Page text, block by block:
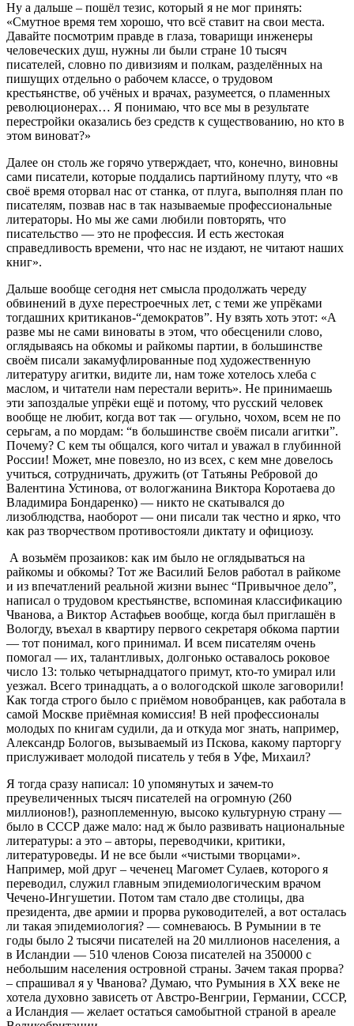
Ну а дальше – пошёл тезис, который я не мог принять:
«Смутное время тем хорошо, что всё ставит на свои места.
Давайте посмотрим правде в глаза, товарищи инженеры
человеческих душ, нужны ли были стране 10 тысяч
писателей, словно по дивизиям и полкам, разделённых на
пишущих отдельно о рабочем классе, о трудовом
крестьянстве, об учёных и врачах, разумеется, о пламенных
революционерах… Я понимаю, что все мы в результате
перестройки оказались без средств к существованию, но кто в
этом виноват?»
Далее он столь же горячо утверждает, что, конечно, виновны
сами писатели, которые поддались партийному плуту, что «в
своё время оторвал нас от станка, от плуга, выполняя план по
писателям, позвав нас в так называемые профессиональные
литераторы. Но мы же сами любили повторять, что
писательство — это не профессия. И есть жестокая
справедливость времени, что нас не издают, не читают наших
книг».
Дальше вообще сегодня нет смысла продолжать череду
обвинений в духе перестроечных лет, с теми же упрёками
тогдашних критиканов-“демократов”. Ну взять хоть этот: «А
разве мы не сами виноваты в этом, что обесценили слово,
оглядываясь на обкомы и райкомы партии, в большинстве
своём писали закамуфлированные под художественную
литературу агитки, видите ли, нам тоже хотелось хлеба с
маслом, и читатели нам перестали верить». Не принимаешь
эти запоздалые упрёки ещё и потому, что русский человек
вообще не любит, когда вот так — огульно, чохом, всем не по
серьгам, а по мордам: “в большинстве своём писали агитки”.
Почему? С кем ты общался, кого читал и уважал в глубинной
России! Может, мне повезло, но из всех, с кем мне довелось
учиться, сотрудничать, дружить (от Татьяны Ребровой до
Валентина Устинова, от вологжанина Виктора Коротаева до
Владимира Бондаренко) — никто не скатывался до
лизоблюдства, наоборот — они писали так честно и ярко, что
как раз творчеством противостояли диктату и официозу.
А возьмём прозаиков: как им было не оглядываться на
райкомы и обкомы? Тот же Василий Белов работал в райкоме
и из впечатлений реальной жизни вынес “Привычное дело”,
написал о трудовом крестьянстве, вспоминая классификацию
Чванова, а Виктор Астафьев вообще, когда был приглашён в
Вологду, въехал в квартиру первого секретаря обкома партии
— тот понимал, кого принимал. И всем писателям очень
помогал — их, талантливых, долгонько оставалось роковое
число 13: только четырнадцатого примут, кто-то умирал или
уезжал. Всего тринадцать, а о вологодской школе заговорили!
Как тогда строго было с приёмом новобранцев, как работала в
самой Москве приёмная комиссия! В ней профессионалы
молодых по книгам судили, да и откуда мог знать, например,
Александр Бологов, вызываемый из Пскова, какому парторгу
прислуживает молодой писатель у тебя в Уфе, Михаил?
Я тогда сразу написал: 10 упомянутых и зачем-то
преувеличенных тысяч писателей на огромную (260
миллионов!), разноплеменную, высоко культурную страну —
было в СССР даже мало: над ж было развивать национальные
литературы: а это – авторы, переводчики, критики,
литературоведы. И не все были «чистыми творцами».
Например, мой друг – чеченец Магомет Сулаев, которого я
переводил, служил главным эпидемиологическим врачом
Чечено-Ингушетии. Потом там стало две столицы, два
президента, две армии и прорва руководителей, а вот осталась
ли такая эпидемиология? — сомневаюсь. В Румынии в те
годы было 2 тысячи писателей на 20 миллионов населения, а
в Исландии — 510 членов Союза писателей на 350000 с
небольшим населения островной страны. Зачем такая прорва?
– спрашивал я у Чванова? Думаю, что Румыния в ХХ веке не
хотела духовно зависеть от Австро-Венгрии, Германии, СССР,
а Исландия — желает остаться самобытной страной в ареале